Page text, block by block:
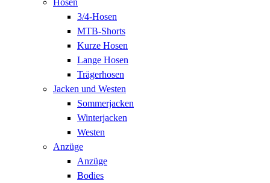
3/4-Hosen
MTB-Shorts
Kurze Hosen
Lange Hosen
Trägerhosen
Jacken und Westen
Sommerjacken
Winterjacken
Westen
Anzüge
Anzüge
Bodies